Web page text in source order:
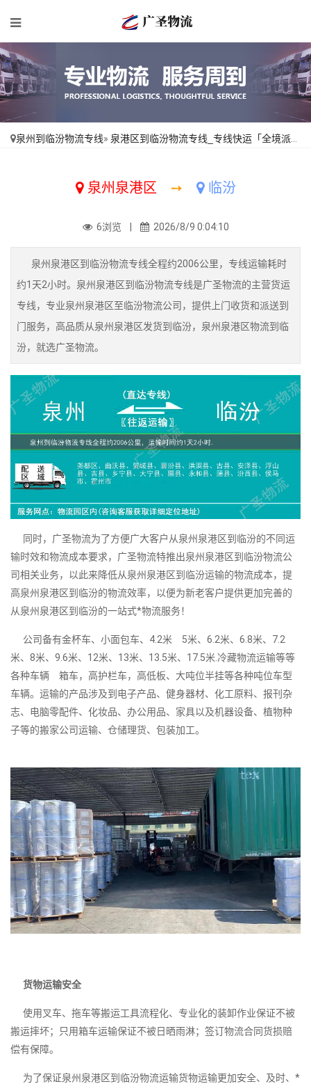
泉州到临汾物流专线» 泉港区到临汾物流专线_专线快运「全境派送」
泉州泉港区 ➙ 临汾
6浏览 | 2026/8/9 0:04:10
泉州泉港区到临汾物流专线全程约2006公里，专线运输耗时
约1天2小时。泉州泉港区到临汾物流专线是广圣物流的主营货运
专线，专业泉州泉港区至临汾物流公司，提供上门收货和派送到
门服务，高品质从泉州泉港区发货到临汾，泉州泉港区物流到临
汾，就选广圣物流。
同时，广圣物流为了方便广大客户从泉州泉港区到临汾的不同运
输时效和物流成本要求，广圣物流特推出泉州泉港区到临汾物流公
司相关业务，以此来降低从泉州泉港区到临汾运输的物流成本，提
高泉州泉港区到临汾的物流效率，以便为新老客户提供更加完善的
从泉州泉港区到临汾的一站式*物流服务！
公司备有金杯车、小面包车、4.2米 5米、6.2米、6.8米、7.2
米、8米、9.6米、12米、13米、13.5米、17.5米.冷藏物流运输等等
各种车辆 箱车，高护栏车，高低板、大吨位半挂等各种吨位车型
车辆。运输的产品涉及到电子产品、健身器材、化工原料、报刊杂
志、电脑零配件、化妆品、办公用品、家具以及机器设备、植物种
子等的搬家公司运输、仓储理货、包装加工。
货物运输安全
使用叉车、拖车等搬运工具流程化、专业化的装卸作业保证不被
搬运摔坏；只用箱车运输保证不被日晒雨淋；签订物流合同货损赔
偿有保障。
为了保证泉州泉港区到临汾物流运输货物运输更加安全、及时、*